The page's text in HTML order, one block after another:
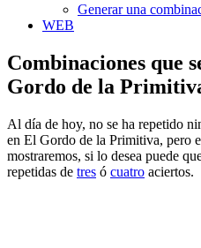
Generar una
WEB
Combinaciones que
Gordo de la
Al día de hoy, no se ha repetido
en El Gordo de la Primitiva, pero
mostraremos, si lo desea puede
repetidas de tres ó cuatro aciertos.